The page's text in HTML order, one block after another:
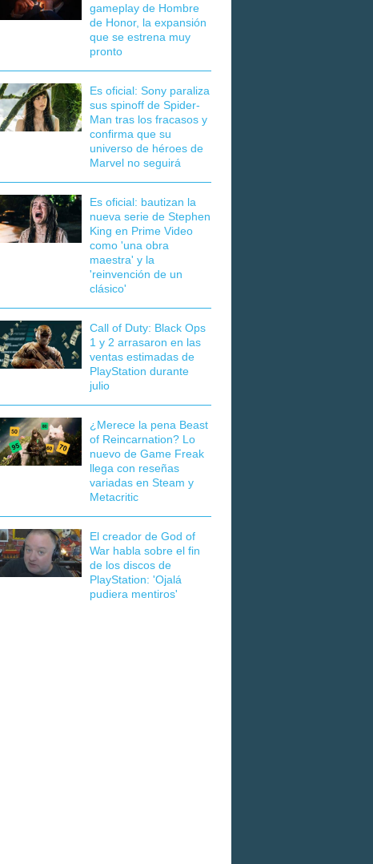
gameplay de Hombre
de Honor, la expansión
que se estrena muy
pronto
Es oficial: Sony paraliza
sus spinoff de Spider-
Man tras los fracasos y
confirma que su
universo de héroes de
Marvel no seguirá
Es oficial: bautizan la
nueva serie de Stephen
King en Prime Video
como 'una obra
maestra' y la
'reinvención de un
clásico'
Call of Duty: Black Ops
1 y 2 arrasaron en las
ventas estimadas de
PlayStation durante
julio
¿Merece la pena Beast
of Reincarnation? Lo
nuevo de Game Freak
llega con reseñas
variadas en Steam y
Metacritic
El creador de God of
War habla sobre el fin
de los discos de
PlayStation: 'Ojalá
pudiera mentiros'